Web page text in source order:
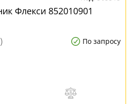
Флекси 852010901
По запросу